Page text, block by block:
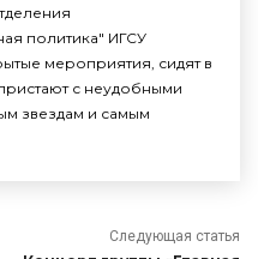
политика" ИГСУ
мероприятия, сидят в
с неудобными
звездам и самым
Следующая статья